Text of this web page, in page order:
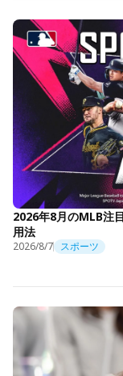
2026年8月のMLB注
用法
2026/8/7 スポーツ